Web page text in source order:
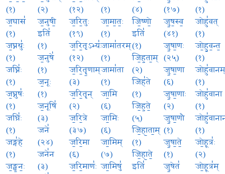
(१)
ज॒घास॑
(१)
ज॒घ्नथुः॑
(१)
जघ्निः॑
(१)
ज॒घ्नुषः॑
(१)
जघ्रिः॑
(१)
जङ्ग॑हे
(१)
ज॒ङ्घ॒नः॒
(२)
ज॒नुषी॒
इति॑
(१)
ज॒नुषे॑
(१)
ज॒नूः
(१)
ज॒नूंषि॑
(३)
जने॑
(२४)
जने॑न
(३)
(१२)
ज॒रि॒तुः
(१९)
ज॒रि॒तृऽभ्यः॑
(१२)
ज॒रि॒तॄ॒णाम्
(३)
ज॒रि॒तॄन्
(२)
ज॒रि॒त्रे
(३७)
ज॒रि॒मा
(६)
ज॒रि॒माणः॑
(१)
जा॒मा॒तः॒
(१)
जामा॑तरम्
(१)
जामा॑ता
(१)
जा॒मि
(६)
जा॒मिः
(६)
जा॒मिम्
(७)
जा॒मिषु॑
(४)
जि॒ष्णो॒
इति॑
(१)
जि॒ह॒ता॒म्
(२)
जिह॑ते
(१)
जि॒ह॒ते॒
(५)
जि॒हा॒ता॒म्
(१)
जि॒हा॒ते॒
इति॑
(१७)
जु॒ष॒स्व॒
(४१)
जु॒षा॒णः
(२५)
जु॒षा॒णा
(६)
जु॒षा॒णाः
(२)
जु॒षा॒णौ
(१)
जु॒षा॒ते॒
(१)
जु॒षेत॑
(१)
जोहु॑वत्
(१)
जो॒हु॒व॒न्त॒
(१)
जोहु॑वानम्
(१)
जोहु॑वाना
(१)
(१)
जो॒हूत्रः॑
(२)
जो॒हूत्र॑म्